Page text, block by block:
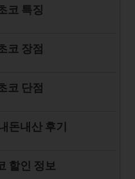
코 특징
코 장점
코 단점
돈내산 후기
할인 정보